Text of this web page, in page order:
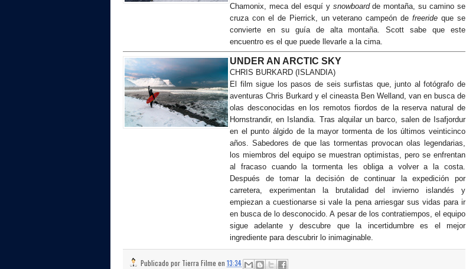
Chamonix, meca del esquí ysnowboardde montaña, su camino se
cruza con el de Pierrick, un veterano campeón defreerideque se
convierte en su guía de alta montaña. Scott sabe que este
encuentro es el que puede llevarle a la cima.
UNDER AN ARCTIC SKY
CHRIS BURKARD (ISLANDIA)
El film sigue los pasos de seis surfistas que, junto al fotógrafo de
aventuras Chris Burkard y el cineasta Ben Welland, van en busca de
olas desconocidas en los remotos fiordos de la reserva natural de
Hornstrandir, en Islandia. Tras alquilar un barco, salen de Isafjordur
en el punto álgido de la mayor tormenta de los últimos veinticinco
años. Sabedores de que las tormentas provocan olas legendarias,
los miembros del equipo se muestran optimistas, pero se enfrentan
al fracaso cuando la tormenta les obliga a volver a la costa.
Después de tomar la decisión de continuar la expedición por
carretera, experimentan la brutalidad del invierno islandés y
empiezan a cuestionarse si vale la pena arriesgar sus vidas para ir
en busca de lo desconocido. A pesar de los contratiempos, el equipo
sigue adelante y descubre que la incertidumbre es el mejor
ingrediente para descubrir lo inimaginable.
Publicado por Tierra Filme en 13:34